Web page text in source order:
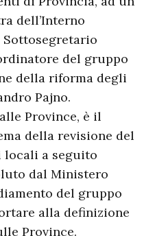
dell’Interno
del gruppo
della riforma degli
Pajno.
Province, è il
della revisione del
locali a seguito
dal Ministero
del gruppo
alla definizione
Province.